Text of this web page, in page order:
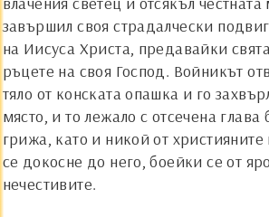
завършил своя страдалчески
на Иисуса Христа, предавайки
ръцете на своя Господ. Войникът
тяло от конската опашка и го
място, и то лежало с отсечена глава
грижа, като и никой от
се докосне до него, боейки се от
нечестивите.